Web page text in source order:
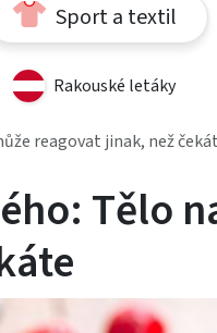
Sport a textil
Rakouské letáky
reagovat jinak, než
Tělo